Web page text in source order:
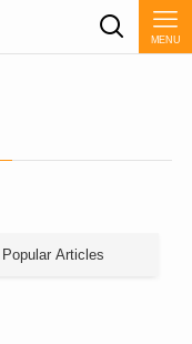
MENU
Popular Articles